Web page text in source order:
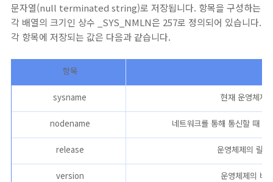
문자열(null terminated string)로 저장됩니다. 항목을 구성하는
각 배열의 크기인 상수 _SYS_NMLN은 257로 정의되어 있습니다.
각 항목에 저장되는 값은 다음과 같습니다.
항목
sysname 현재 운영체제
nodename 네트워크를 통해 통신할 때
release 운영체제의 릴
version 운영체제의 버